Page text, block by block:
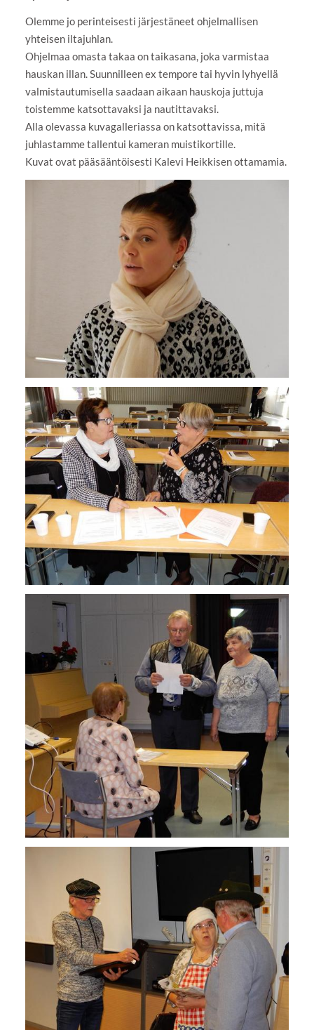
Olemme jo perinteisesti järjestäneet ohjelmallisen
yhteisen iltajuhlan.
Ohjelmaa omasta takaa on taikasana, joka varmistaa
hauskan illan. Suunnilleen ex tempore tai hyvin lyhyellä
valmistautumisella saadaan aikaan hauskoja juttuja
toistemme katsottavaksi ja nautittavaksi.
Alla olevassa kuvagalleriassa on katsottavissa, mitä
juhlastamme tallentui kameran muistikortille.
Kuvat ovat pääsääntöisesti Kalevi Heikkisen ottamamia.